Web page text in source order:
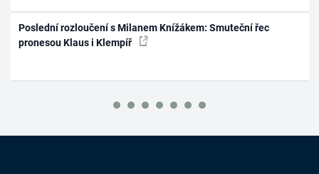
Poslední rozloučení s Milanem Knížákem: Smuteční řec
pronesou Klaus i Klempíř